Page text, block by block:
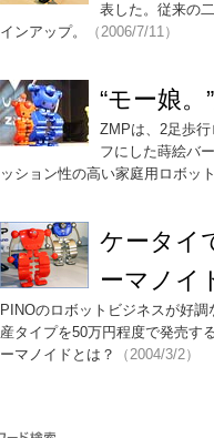
表した。従来の
インアップ。
（2006/7/11）
“モー娘
ZMPは、2足歩
フにした蒔絵バ
ッション性の高い家庭用ロボッ
ケータイ
ーマノイ
PINOのロボットビジネスが好
産タイプを50万円程度で発売す
ーマノイドとは？
（2004/3/2）